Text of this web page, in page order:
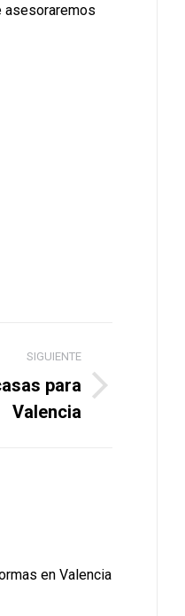
asesoraremos
SIGUIENTE
para
Valencia
en Valencia